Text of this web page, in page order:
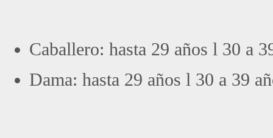
Caballero: hasta 29 años l 30 a
Dama: hasta 29 años l 30 a 39